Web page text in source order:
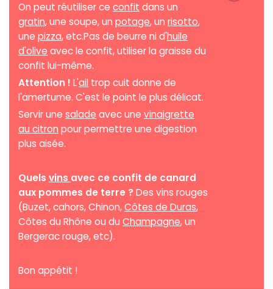
On peut réutiliser ce confit dans un
gratin, une soupe, un potage, un risotto,
une pizza, etc.Pas de beurre ni d'huile
d'olive avec le confit, utiliser la graisse du
confit lui-même.
Attention ! L'ail trop cuit donne de
l'amertume. C'est le point le plus délicat.
Servir une salade avec une vinaigrette
au citron pour permettre une digestion
plus aisée.
Quels vins avec ce confit de canard
aux pommes de terre ? Des vins rouges
(Buzet, cahors, Chinon,Côtes de Duras,
Côtes du Rhône ou du Champagne, un
Bergerac rouge, etc).
Bon appétit !